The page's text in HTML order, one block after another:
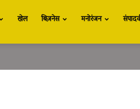
खेल बिज़नेस मनोरंजन